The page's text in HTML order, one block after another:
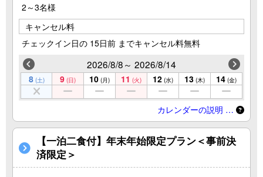
2～3名様
キャンセル料
チェックイン日の 15日前 までキャンセル料無料
2026/8/8～ 2026/8/14
8 (土) 9 (日) 10 (月) 11 (火) 12 (水) 13 (木) 14 (金)
カレンダーの説明 …
【一泊二食付】年末年始限定プラン＜事前決
済限定＞